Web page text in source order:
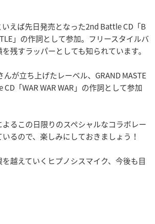
いえば先日発売となった2nd Battle CD「B
」の作詞として参加。フリースタイルバ
残すラッパーとしても知られています。
んが立ち上げたレーベル、GRAND MASTE
「WAR WAR WAR」の作詞として参加
るこの日限りのスペシャルなコラボレー
るので、楽しみにしておきましょう！
越えていくヒプノシスマイク、今後も目